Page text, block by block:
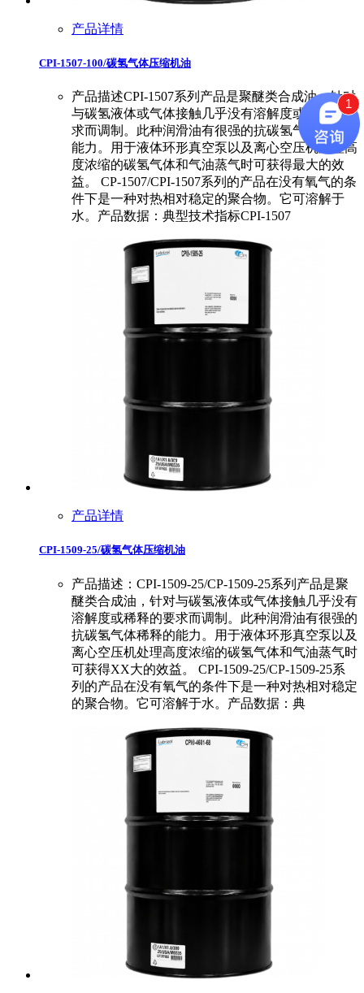
产品详情
CPI-1507-100/碳氢气体压缩机油
产品描述CPI-1507系列产品是聚醚类合成油，针对
与碳氢液体或气体接触几乎没有溶解度或稀释的要
求而调制。此种润滑油有很强的抗碳氢气体稀释的
能力。用于液体环形真空泵以及离心空压机处理高
度浓缩的碳氢气体和气油蒸气时可获得最大的效
益。 CP-1507/CPI-1507系列的产品在没有氧气的条
件下是一种对热相对稳定的聚合物。它可溶解于
水。产品数据：典型技术指标CPI-1507
产品详情
CPI-1509-25/碳氢气体压缩机油
产品描述：CPI-1509-25/CP-1509-25系列产品是聚
醚类合成油，针对与碳氢液体或气体接触几乎没有
溶解度或稀释的要求而调制。此种润滑油有很强的
抗碳氢气体稀释的能力。用于液体环形真空泵以及
离心空压机处理高度浓缩的碳氢气体和气油蒸气时
可获得XX大的效益。 CPI-1509-25/CP-1509-25系
列的产品在没有氧气的条件下是一种对热相对稳定
的聚合物。它可溶解于水。产品数据：典
1